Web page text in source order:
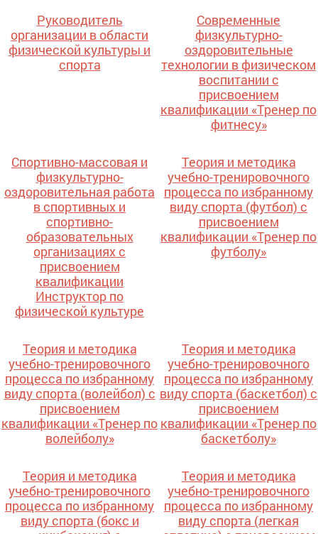
Руководитель
организации в области
физической культуры и
спорта
Современные
физкультурно-
оздоровительные
технологии в физическом
воспитании с
присвоением
квалификации «Тренер по
фитнесу»
Спортивно-массовая и
физкультурно-
оздоровительная работа
в спортивных и
спортивно-
образовательных
организациях с
присвоением
квалификации
Инструктор по
физической культуре
Теория и методика
учебно-тренировочного
процесса по избранному
виду спорта (футбол) с
присвоением
квалификации «Тренер по
футболу»
Теория и методика
учебно-тренировочного
процесса по избранному
виду спорта (волейбол) с
присвоением
квалификации «Тренер по
волейболу»
Теория и методика
учебно-тренировочного
процесса по избранному
виду спорта (баскетбол) с
присвоением
квалификации «Тренер по
баскетболу»
Теория и методика
учебно-тренировочного
процесса по избранному
виду спорта (бокс и
Теория и методика
учебно-тренировочного
процесса по избранному
виду спорта (легкая